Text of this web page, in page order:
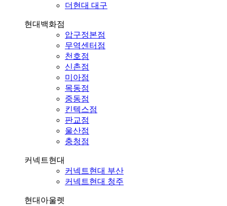
더현대 대구
현대백화점
압구정본점
무역센터점
천호점
신촌점
미아점
목동점
중동점
킨텍스점
판교점
울산점
충청점
커넥트현대
커넥트현대 부산
커넥트현대 청주
현대아울렛